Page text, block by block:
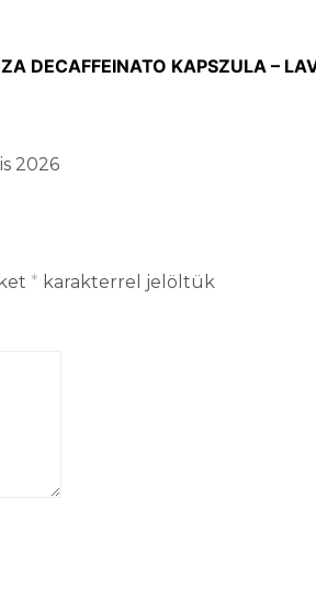
DECAFFEINATO KAPSZULA –
2026
* karakterrel jelöltük